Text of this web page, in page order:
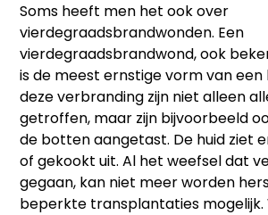
Soms heeft men het ook over
vierdegraadsbrandwonden. Een
vierdegraadsbrandwond, ook
is de meest ernstige vorm van een
deze verbranding zijn niet alleen
getroffen, maar zijn bijvoorbeeld
de botten aangetast. De huid ziet
of gekookt uit. Al het weefsel dat
gegaan, kan niet meer worden
beperkte transplantaties mogelijk.